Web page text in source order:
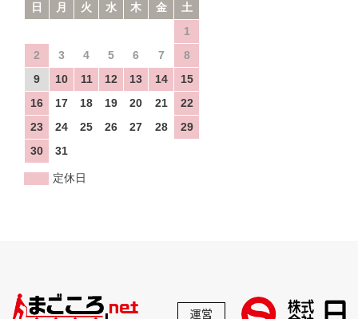
日
月 火 水 木 金
土
1
2
3 4 5 6 7
8
9
10 11 12 13 14
15
16
17 18 19 20 21
22
23
24 25 26 27 28
29
30
31
定休日
運営